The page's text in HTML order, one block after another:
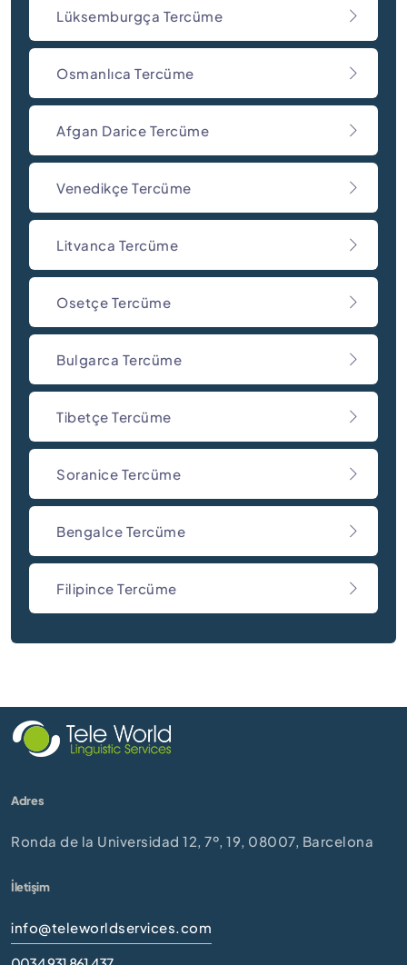
Lüksemburgça Tercüme
Osmanlıca Tercüme
Afgan Darice Tercüme
Venedikçe Tercüme
Litvanca Tercüme
Osetçe Tercüme
Bulgarca Tercüme
Tibetçe Tercüme
Soranice Tercüme
Bengalce Tercüme
Filipince Tercüme
Adres
Ronda de la Universidad 12, 7º, 19, 08007, Barcelona
İletişim
info@teleworldservices.com